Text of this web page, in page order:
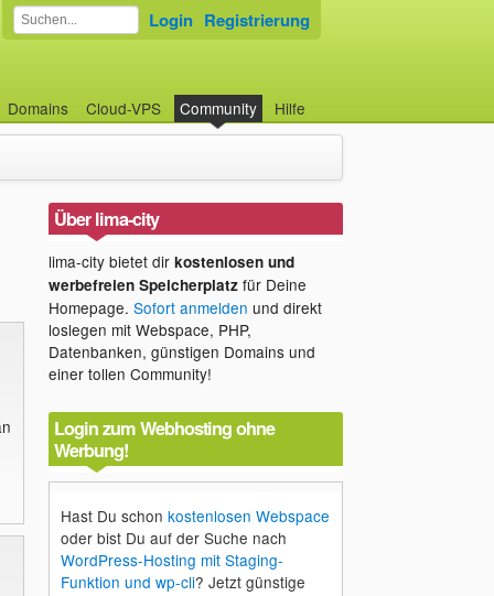
Domains Cloud-VPS Community Hilfe
Login Registrierung
Über lima-city
lima-city bietet dir kostenlosen und
werbefreien Speicherplatzfür Deine
Homepage. Sofort anmelden und direkt
loslegen mit Webspace, PHP,
Datenbanken, günstigen Domains und
einer tollen Community!
Login zum Webhosting ohne
Werbung!
Hast Du schon kostenlosen Webspace
oder bist Du auf der Suche nach
WordPress-Hosting mit Staging-
Funktion und wp-cli? Jetzt günstige